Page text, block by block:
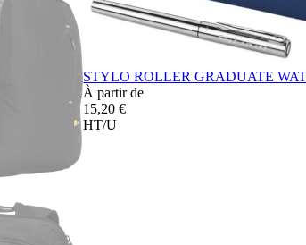
STYLO ROLLER GRADUATE
À partir de
15,20 €
HT/U